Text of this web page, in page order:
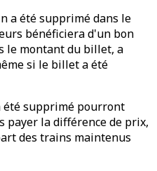
a été supprimé dans le
bénéficiera d'un bon
le montant du billet, a
si le billet a été
été supprimé pourront
payer la différence de prix,
des trains maintenus